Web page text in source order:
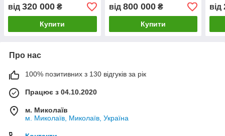
від 320 000 ₴
Купити
від 800 000₴
Купити
від
Про нас
100% позитивних з 130 відгуків за рік
Працює з 04.10.2020
м. Миколаїв
м. Миколаїв, Миколаїв, Україна